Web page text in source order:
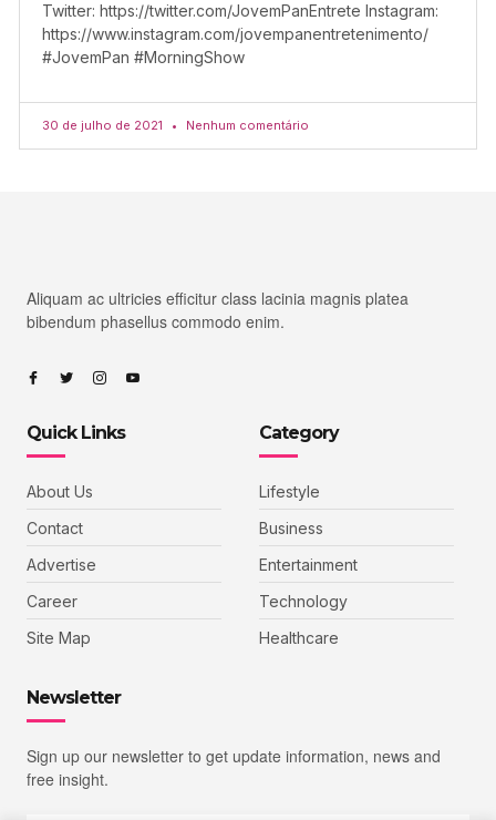
Twitter: https://twitter.com/JovemPanEntrete Instagram:
https://www.instagram.com/jovempanentretenimento/
#JovemPan #MorningShow
30 de julho de 2021 Nenhum comentário
Aliquam ac ultricies efficitur class lacinia magnis platea
bibendum phasellus commodo enim.
Quick Links
About Us
Contact
Advertise
Career
Site Map
Category
Lifestyle
Business
Entertainment
Technology
Healthcare
Newsletter
Sign up our newsletter to get update information, news and
free insight.